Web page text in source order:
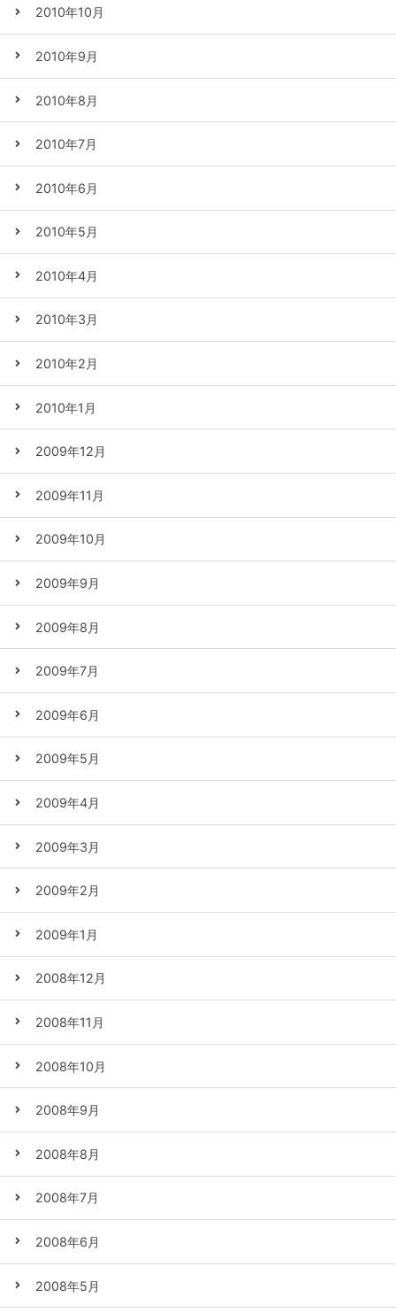
2010年10月
2010年9月
2010年8月
2010年7月
2010年6月
2010年5月
2010年4月
2010年3月
2010年2月
2010年1月
2009年12月
2009年11月
2009年10月
2009年9月
2009年8月
2009年7月
2009年6月
2009年5月
2009年4月
2009年3月
2009年2月
2009年1月
2008年12月
2008年11月
2008年10月
2008年9月
2008年8月
2008年7月
2008年6月
2008年5月